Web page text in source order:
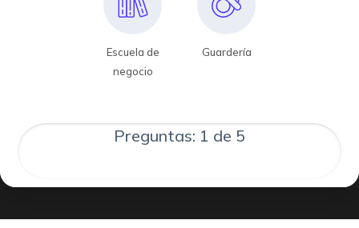
Escuela de
negocio
Guardería
Preguntas: 1 de 5